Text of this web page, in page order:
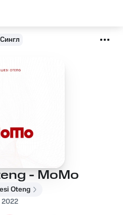
Сингл
- MoMo
Oteng
2022